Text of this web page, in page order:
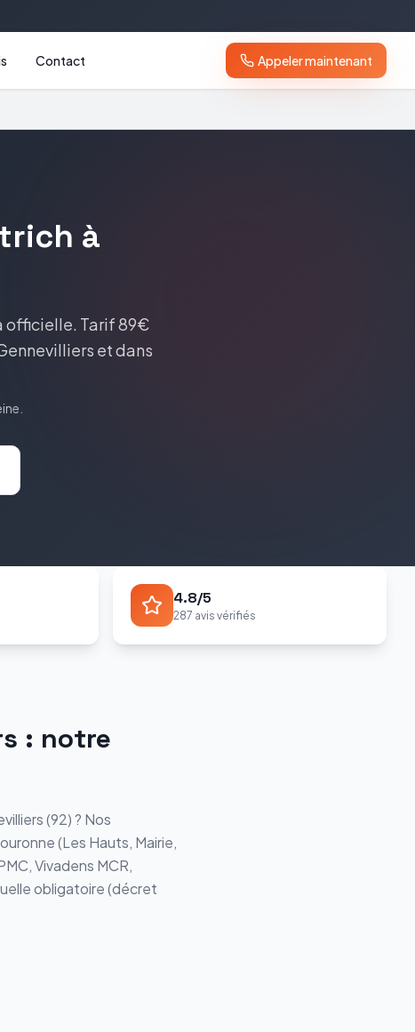
Contact Appeler maintenant
à
officielle. Tarif89€
et dans
4.8/5
287 avis vérifiés
: notre
(92) ? Nos
(Les Hauts, Mairie,
Vivadens MCR,
obligatoire (décret